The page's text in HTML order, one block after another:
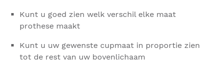
Kunt u goed zien welk verschil elke maat
prothese maakt
Kunt u uw gewenste cupmaat in proportie zien
tot de rest van uw bovenlichaam